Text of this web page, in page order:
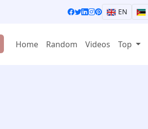
EN
Home Random Videos Top